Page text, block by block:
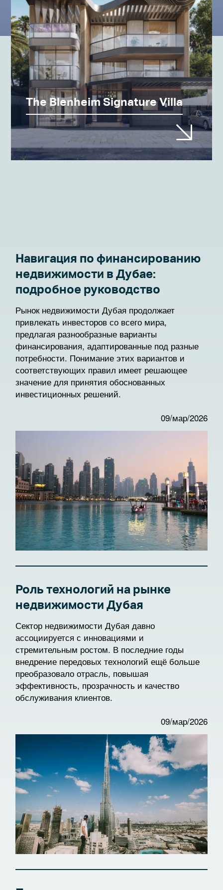
The Blenheim Signature Villa
Навигация по финансированию
недвижимости в Дубае:
подробное руководство
Рынок недвижимости Дубая продолжает
привлекать инвесторов со всего мира,
предлагая разнообразные варианты
финансирования, адаптированные под разные
потребности. Понимание этих вариантов и
соответствующих правил имеет решающее
значение для принятия обоснованных
инвестиционных решений.
09/мар/2026
Роль технологий на рынке
недвижимости Дубая
Сектор недвижимости Дубая давно
ассоциируется с инновациями и
стремительным ростом. В последние годы
внедрение передовых технологий ещё больше
преобразовало отрасль, повышая
эффективность, прозрачность и качество
обслуживания клиентов.
09/мар/2026